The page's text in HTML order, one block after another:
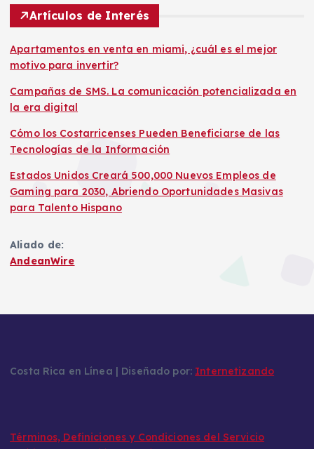
Artículos de Interés
Apartamentos en venta en miami, ¿cuál es el mejor
motivo para invertir?
Campañas de SMS. La comunicación potencializada en
la era digital
Cómo los Costarricenses Pueden Beneficiarse de las
Tecnologías de la Información
Estados Unidos Creará 500,000 Nuevos Empleos de
Gaming para 2030, Abriendo Oportunidades Masivas
para Talento Hispano
Aliado de:
AndeanWire
Costa Rica en Línea | Diseñado por: Internetizando
Términos, Definiciones y Condiciones del Servicio